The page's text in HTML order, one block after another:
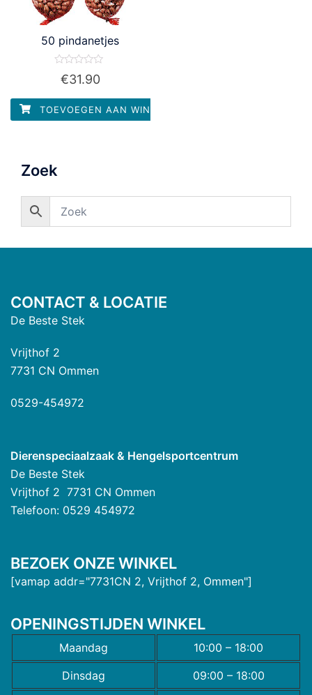
50 pindanetjes
Waardering
5
€31.90
TOEVOEGEN AAN WINKELWAGEN
Zoek
CONTACT & LOCATIE
De Beste Stek
Vrijthof 2
7731 CN Ommen
0529-454972
Dierenspeciaalzaak & Hengelsportcentrum
De Beste Stek
Vrijthof 2 7731 CN Ommen
Telefoon: 0529 454972
BEZOEK ONZE WINKEL
[vamap addr="7731CN 2, Vrijthof 2, Ommen"]
OPENINGSTIJDEN WINKEL
Maandag
10:00 – 18:00
Dinsdag
09:00 – 18:00